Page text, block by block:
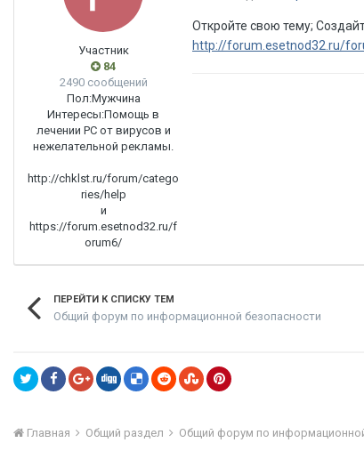
Участник
84
2490 сообщений
Пол:Мужчина
Интересы:Помощь в
лечении PC от вирусов и
нежелательной рекламы.
http://chklst.ru/forum/catego
ries/help
и
https://forum.esetnod32.ru/f
orum6/
Откройте свою тему;
http://forum.esetnod32.ru/
ПЕРЕЙТИ К СПИСКУ ТЕМ
Общий форум по информационной безопасности
Главная Общий раздел Общий форум по